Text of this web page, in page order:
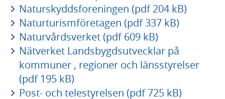
Naturskyddsforeningen (pdf 204 kB)
Naturturismföretagen (pdf 337 kB)
Naturvårdsverket (pdf 609 kB)
Nätverket Landsbygdsutvecklar på
kommuner , regioner och länsstyrelser
(pdf 195 kB)
Post- och telestyrelsen (pdf 725 kB)